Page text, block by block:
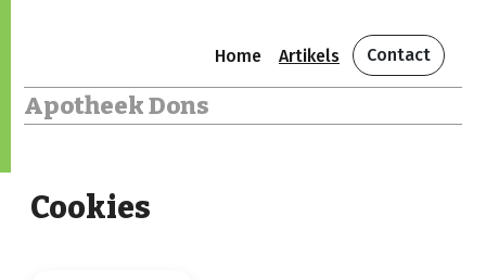
Home Artikels Contact
Apotheek Dons
Cookies